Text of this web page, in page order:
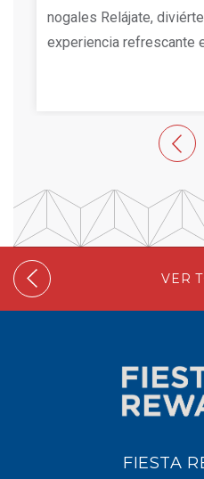
nogales Relájate,
experiencia refrescante
VER
FIESTA